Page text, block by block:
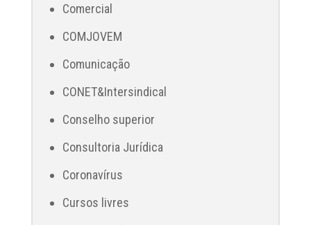
Comercial
COMJOVEM
Comunicação
CONET&Intersindical
Conselho superior
Consultoria Jurídica
Coronavírus
Cursos livres